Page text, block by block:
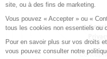
32 Rue de
2023 ©
site, ou à des fins de marketing.
Vous pouvez « Accepter » ou «
tous les cookies non essentiels
Pour en savoir plus sur vos droits
vous pouvez consulter notre